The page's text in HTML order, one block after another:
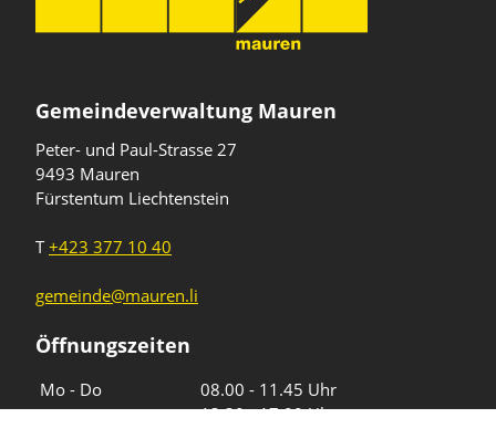
Gemeindeverwaltung Mauren
Peter- und Paul-Strasse 27
9493 Mauren
Fürstentum Liechtenstein
T+423 377 10 40
gemeinde@mauren.li
Öffnungszeiten
Mo - Do
08.00 - 11.45 Uhr
13.30 - 17.00 Uhr